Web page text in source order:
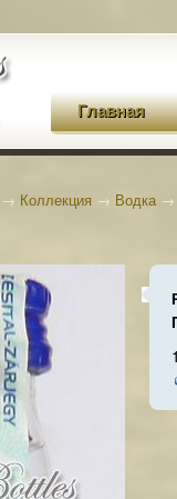
Главная
→ Коллекция → Водка→